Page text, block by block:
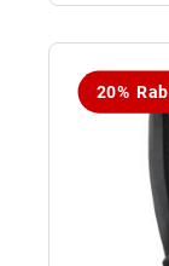
20%